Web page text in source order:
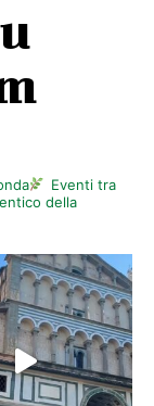
Eventi tra
della